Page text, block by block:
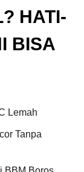
HATI-
BISA
Lemah
Tanpa